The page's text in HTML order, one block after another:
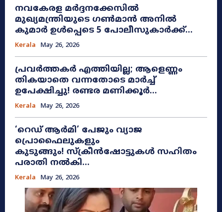
നവകേരള മർദ്ദനക്കേസിൽ
മുഖ്യമന്ത്രിയുടെ ഗൺമാൻ അനിൽ
കുമാർ ഉൾപ്പെടെ 5 പോലീസുകാർക്ക്...
Kerala May 26, 2026
പ്രവർത്തകർ എത്തിയില്ല; ആളെണ്ണം
തികയാതെ വന്നതോടെ മാർച്ച്
ഉപേക്ഷിച്ചു! രണ്ടര മണിക്കൂർ...
Kerala May 26, 2026
​‘റെഡ് ആർമി’ പേജും വ്യാജ
പ്രൊഫൈലുകളും
കുടുങ്ങും! സ്ക്രീൻഷോട്ടുകൾ സഹിതം
പരാതി നൽകി...
Kerala May 26, 2026